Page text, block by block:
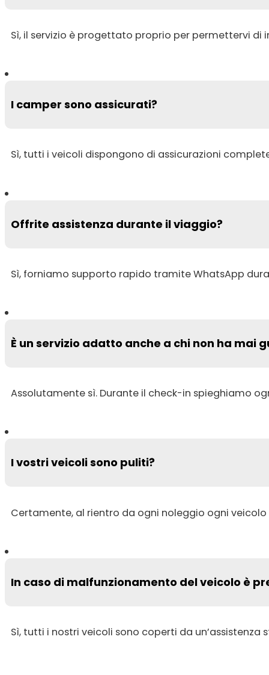
Sì, il servizio è progettato proprio per permettervi di
I camper sono assicurati?
Sì, tutti i veicoli dispongono di assicurazioni
Offrite assistenza durante il viaggio?
Sì, forniamo supporto rapido tramite WhatsApp
È un servizio adatto anche a chi non ha mai
Assolutamente sì. Durante il check-in spieghiamo
I vostri veicoli sono puliti?
Certamente, al rientro da ogni noleggio ogni
In caso di malfunzionamento del veicolo è
Sì, tutti i nostri veicoli sono coperti da un’assistenza